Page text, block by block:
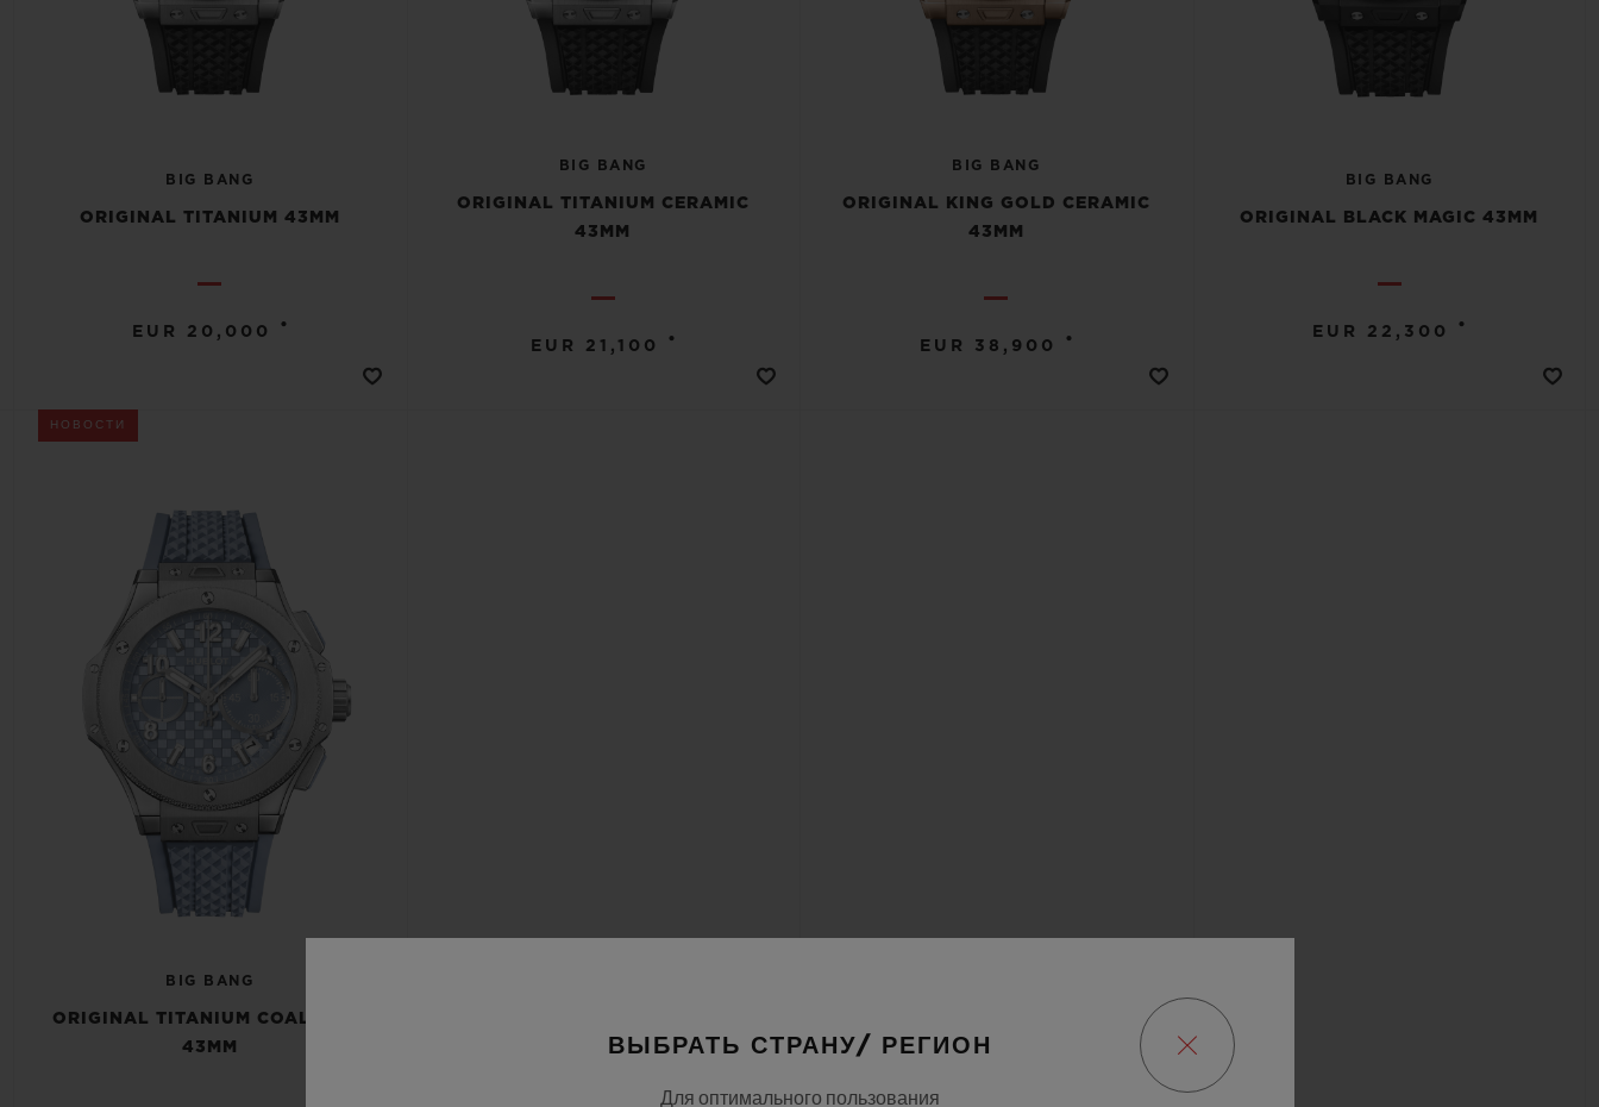
BIG BANG
ORIGINAL TITANIUM 43MM
EUR 20,000 •
BIG BANG
ORIGINAL TITANIUM CERAMIC
43MM
EUR 21,100 •
BIG BANG
ORIGINAL KING GOLD CERAMIC
43MM
EUR 38,900 •
BIG BANG
ORIGINAL BLACK MAGIC 43MM
EUR 22,300 •
НОВОСТИ
BIG BANG
ORIGINAL TITANIUM COAL BLUE
43MM
ВЫБРАТЬ СТРАНУ/ РЕГИОН
Для оптимального пользования